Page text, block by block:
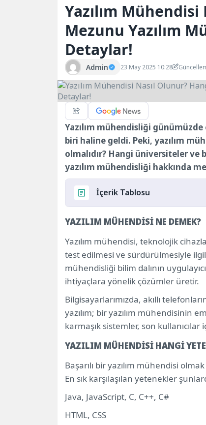
Yazılım
Mezunu Yazılım
Detaylar!
Admin 23 May 2025 10:28
Yazılım mühendisliği
biri haline geldi. Peki, yazılım
olmalıdır? Hangi üniversiteler
yazılım mühendisliği hakkında
İçerik Tablosu
YAZILIM MÜHENDİSİ NE DEMEK?
YAZILIM MÜHENDİSİ NE İŞ YAPAR?
YAZILIM MÜHENDİSİ HANGİ
YAZILIM MÜHENDİSİ HANGİ
YAZILIM MÜHENDİSİ HANGİ
YAZILIM MÜHENDİSLERİ HANGİ
EĞİTİM VE CİNSİYET DAĞILIMI
YAZILIM MÜHENDİSİ NE DEMEK?
Yazılım mühendisi, teknolojik
test edilmesi ve sürdürülmesiyle
mühendisliği bilim dalının
ihtiyaçlara yönelik çözümler üretir.
Bilgisayarlarımızda, akıllı
yazılım; bir yazılım mühendisinin
karmaşık sistemler, son kullanıcılar
YAZILIM MÜHENDİSİ HANGİ
Başarılı bir yazılım mühendisi
En sık karşılaşılan yetenekler
Java, JavaScript, C, C++, C#
HTML, CSS